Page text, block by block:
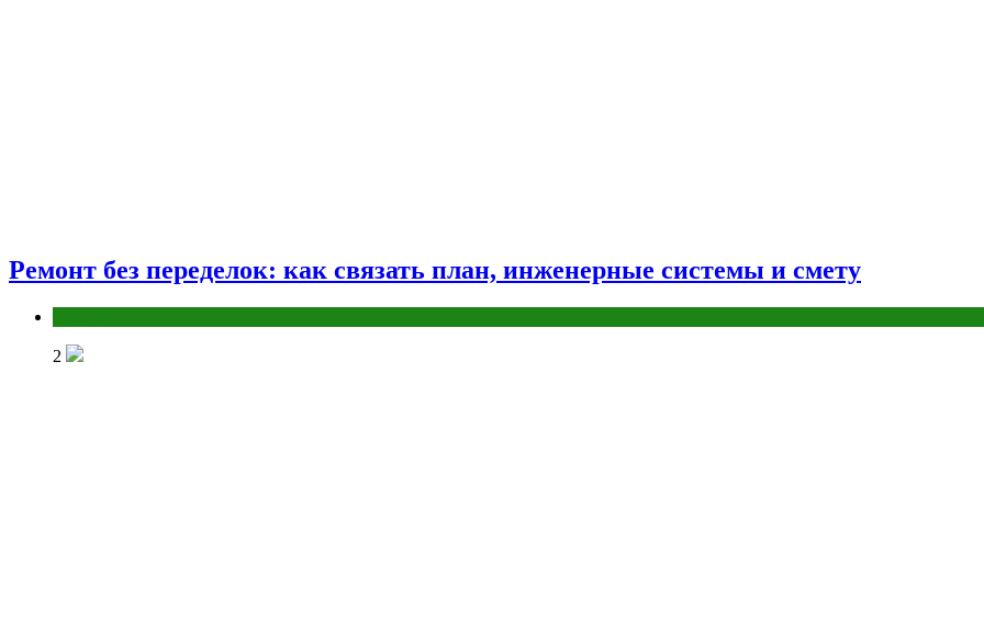
Ремонт без переделок: как связать план, инженерные системы и смету
2